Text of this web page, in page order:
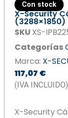
Con stock
X-Security
(3288×1850)
SKU XS-
Categorías
Marca: X-
117,07 €
(IVA INCLUIDO)
X-Security